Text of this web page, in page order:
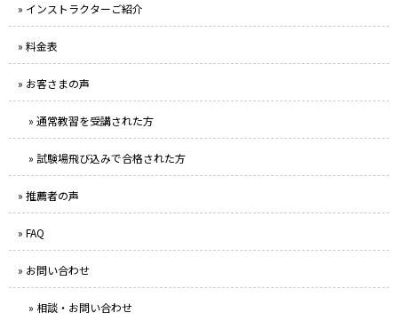
» インストラクターご紹介
» 料金表
» お客さまの声
» 通常教習を受講された方
» 試験場飛び込みで合格された方
» 推薦者の声
» FAQ
» お問い合わせ
» 相談・お問い合わせ